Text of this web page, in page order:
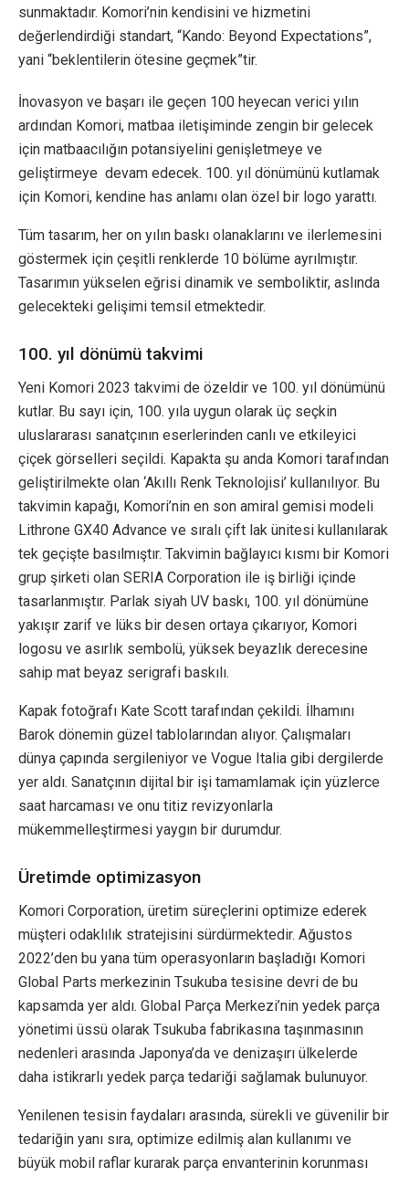
sunmaktadır. Komori’nin kendisini ve hizmetini
değerlendirdiği standart, “Kando: Beyond Expectations”,
yani “beklentilerin ötesine geçmek”tir.
İnovasyon ve başarı ile geçen 100 heyecan verici yılın
ardından Komori, matbaa iletişiminde zengin bir gelecek
için matbaacılığın potansiyelini genişletmeye ve
geliştirmeye devam edecek. 100. yıl dönümünü kutlamak
için Komori, kendine has anlamı olan özel bir logo yarattı.
Tüm tasarım, her on yılın baskı olanaklarını ve ilerlemesini
göstermek için çeşitli renklerde 10 bölüme ayrılmıştır.
Tasarımın yükselen eğrisi dinamik ve semboliktir, aslında
gelecekteki gelişimi temsil etmektedir.
100. yıl dönümü takvimi
Yeni Komori 2023 takvimi de özeldir ve 100. yıl dönümünü
kutlar. Bu sayı için, 100. yıla uygun olarak üç seçkin
uluslararası sanatçının eserlerinden canlı ve etkileyici
çiçek görselleri seçildi. Kapakta şu anda Komori tarafından
geliştirilmekte olan ‘Akıllı Renk Teknolojisi’ kullanılıyor. Bu
takvimin kapağı, Komori’nin en son amiral gemisi modeli
Lithrone GX40 Advance ve sıralı çift lak ünitesi kullanılarak
tek geçişte basılmıştır. Takvimin bağlayıcı kısmı bir Komori
grup şirketi olan SERIA Corporation ile iş birliği içinde
tasarlanmıştır. Parlak siyah UV baskı, 100. yıl dönümüne
yakışır zarif ve lüks bir desen ortaya çıkarıyor, Komori
logosu ve asırlık sembolü, yüksek beyazlık derecesine
sahip mat beyaz serigrafi baskılı.
Kapak fotoğrafı Kate Scott tarafından çekildi. İlhamını
Barok dönemin güzel tablolarından alıyor. Çalışmaları
dünya çapında sergileniyor ve Vogue Italia gibi dergilerde
yer aldı. Sanatçının dijital bir işi tamamlamak için yüzlerce
saat harcaması ve onu titiz revizyonlarla
mükemmelleştirmesi yaygın bir durumdur.
Üretimde optimizasyon
Komori Corporation, üretim süreçlerini optimize ederek
müşteri odaklılık stratejisini sürdürmektedir. Ağustos
2022’den bu yana tüm operasyonların başladığı Komori
Global Parts merkezinin Tsukuba tesisine devri de bu
kapsamda yer aldı. Global Parça Merkezi’nin yedek parça
yönetimi üssü olarak Tsukuba fabrikasına taşınmasının
nedenleri arasında Japonya’da ve denizaşırı ülkelerde
daha istikrarlı yedek parça tedariği sağlamak bulunuyor.
Yenilenen tesisin faydaları arasında, sürekli ve güvenilir bir
tedariğin yanı sıra, optimize edilmiş alan kullanımı ve
büyük mobil raflar kurarak parça envanterinin korunması